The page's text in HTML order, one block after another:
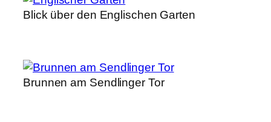
Blick über den Englischen Garten
Brunnen am Sendlinger Tor